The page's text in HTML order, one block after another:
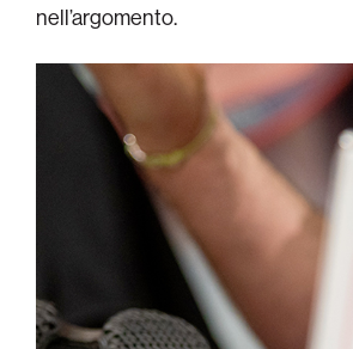
nell’argomento.